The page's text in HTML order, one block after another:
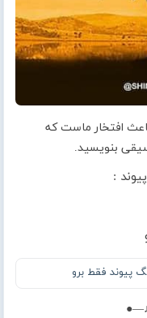
افتخار ماست که
بنویسید.
:
پیوند فقط برو